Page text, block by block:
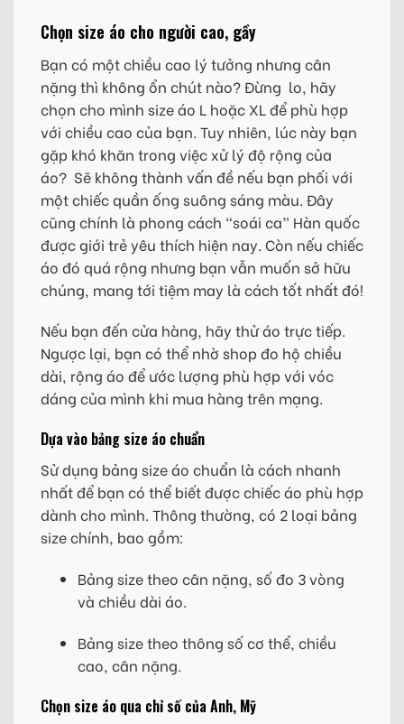
Chọn size áo cho người cao, gầy
Bạn có một chiều cao lý tưởng nhưng cân
nặng thì không ổn chút nào? Đừng lo, hãy
chọn cho mình size áo L hoặc XL để phù hợp
với chiều cao của bạn. Tuy nhiên, lúc này bạn
gặp khó khăn trong việc xử lý độ rộng của
áo? Sẽ không thành vấn đề nếu bạn phối với
một chiếc quần ống suông sáng màu. Đây
cũng chính là phong cách “soái ca” Hàn quốc
được giới trẻ yêu thích hiện nay. Còn nếu chiếc
áo đó quá rộng nhưng bạn vẫn muốn sở hữu
chúng, mang tới tiệm may là cách tốt nhất đó!
Nếu bạn đến cửa hàng, hãy thử áo trực tiếp.
Ngược lại, bạn có thể nhờ shop đo hộ chiều
dài, rộng áo để ước lượng phù hợp với vóc
dáng của mình khi mua hàng trên mạng.
Dựa vào bảng size áo chuẩn
Sử dụng bảng size áo chuẩn là cách nhanh
nhất để bạn có thể biết được chiếc áo phù hợp
dành cho mình. Thông thường, có 2 loại bảng
size chính, bao gồm:
Bảng size theo cân nặng, số đo 3 vòng
và chiều dài áo.
Bảng size theo thông số cơ thể, chiều
cao, cân nặng.
Chọn size áo qua chỉ số của Anh, Mỹ